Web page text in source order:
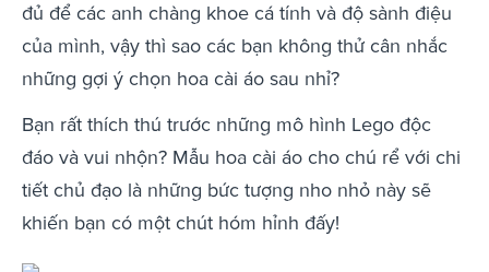
đủ để các anh chàng khoe cá tính và độ sành điệu
của mình, vậy thì sao các bạn không thử cân nhắc
những gợi ý chọn hoa cài áo sau nhỉ?
Bạn rất thích thú trước những mô hình Lego độc
đáo và vui nhộn? Mẫu hoa cài áo cho chú rể với chi
tiết chủ đạo là những bức tượng nho nhỏ này sẽ
khiến bạn có một chút hóm hỉnh đấy!